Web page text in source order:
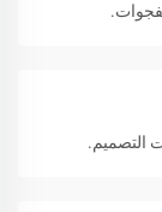
التصميم.